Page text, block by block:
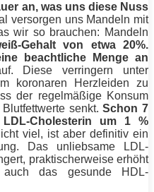
an, was uns diese Nuss
versorgen uns Mandeln mit
wir so brauchen: Mandeln
-Gehalt von etwa 20%.
beachtliche Menge an
Diese verringern unter
koronaren Herzleiden zu
der regelmäßige Konsum
Blutfettwertesenkt.Schon 7
Cholesterin um 1 %
viel, ist aber definitiv ein
Das unliebsame LDL-
praktischerweise erhöht
das gesunde HDL-